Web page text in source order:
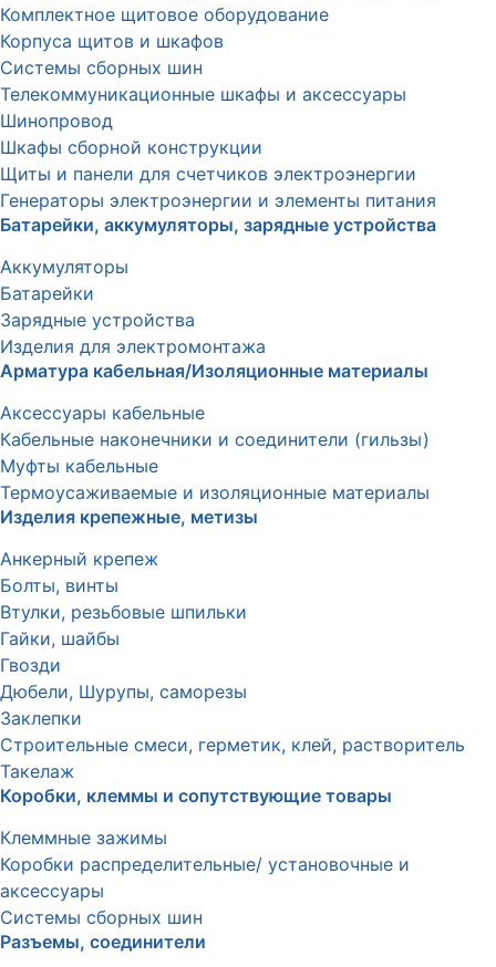
Комплектное щитовое оборудование
Корпуса щитов и шкафов
Системы сборных шин
Телекоммуникационные шкафы и аксессуары
Шинопровод
Шкафы сборной конструкции
Щиты и панели для счетчиков электроэнергии
Генераторы электроэнергии и элементы питания
Батарейки, аккумуляторы, зарядные устройства
Аккумуляторы
Батарейки
Зарядные устройства
Изделия для электромонтажа
Арматура кабельная/Изоляционные материалы
Аксессуары кабельные
Кабельные наконечники и соединители (гильзы)
Муфты кабельные
Термоусаживаемые и изоляционные материалы
Изделия крепежные, метизы
Анкерный крепеж
Болты, винты
Втулки, резьбовые шпильки
Гайки, шайбы
Гвозди
Дюбели, Шурупы, саморезы
Заклепки
Строительные смеси, герметик, клей, растворитель
Такелаж
Коробки, клеммы и сопутствующие товары
Клеммные зажимы
Коробки распределительные/ установочные и
аксессуары
Системы сборных шин
Разъемы, соединители